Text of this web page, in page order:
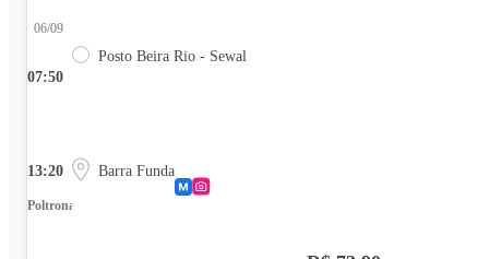
07:50
06/09
Posto Beira Rio - Sewal
13:20 Barra Funda
Poltrona